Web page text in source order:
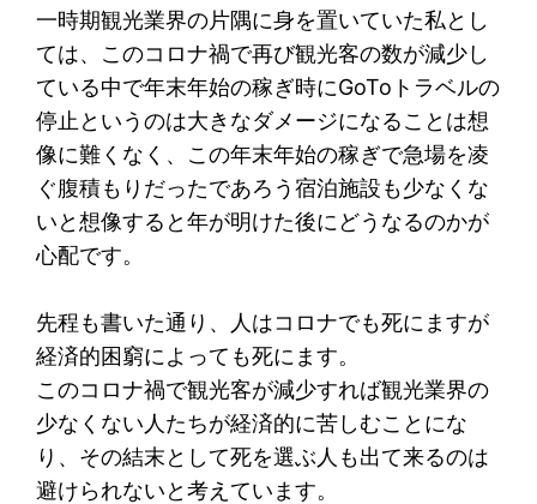
一時期観光業界の片隅に身を置いていた私とし
ては、このコロナ禍で再び観光客の数が減少し
ている中で年末年始の稼ぎ時にGoToトラベルの
停止というのは大きなダメージになることは想
像に難くなく、この年末年始の稼ぎで急場を凌
ぐ腹積もりだったであろう宿泊施設も少なくな
いと想像すると年が明けた後にどうなるのかが
心配です。
先程も書いた通り、人はコロナでも死にますが
経済的困窮によっても死にます。
このコロナ禍で観光客が減少すれば観光業界の
少なくない人たちが経済的に苦しむことにな
り、その結末として死を選ぶ人も出て来るのは
避けられないと考えています。